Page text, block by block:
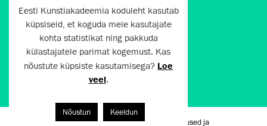
Põhja puiestee 7
Tallinn 10412
artun@artun.ee
+372 6267301
Liitu uudiskirjaga!
Kasutustingimused ja
Eesti Kunstiakadeemia koduleht kasutab
küpsiseid, et koguda meie kasutajate
kohta statistikat ning pakkuda
külastajatele parimat kogemust. Kas
nõustute küpsiste kasutamisega? Loe
veel.
Nõustun Keeldun